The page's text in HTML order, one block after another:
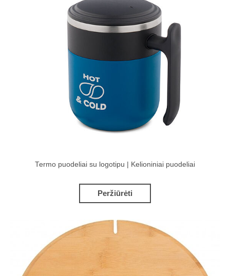
Termo puodeliai su logotipu | Kelioniniai puodeliai
Peržiūrėti